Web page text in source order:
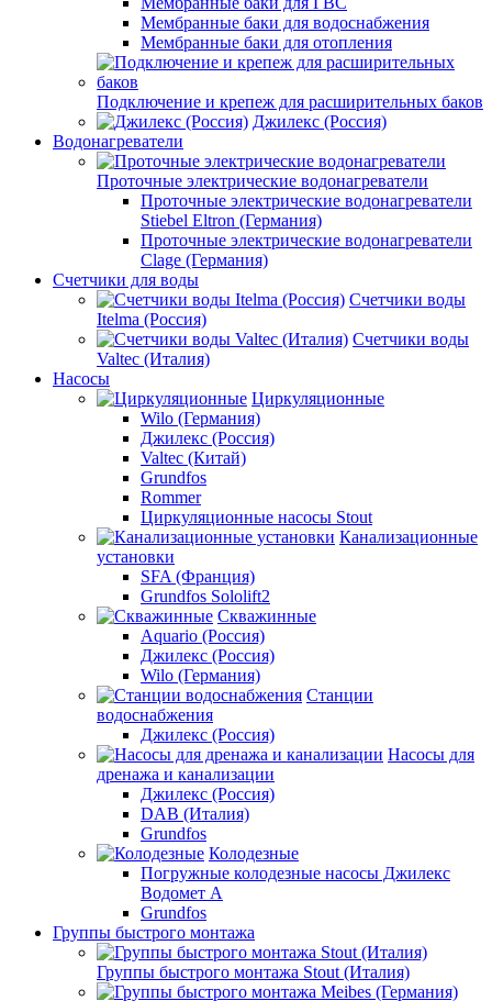
Мембранные баки для водоснабжения
Мембранные баки для отопления
Подключение и крепеж для расширительных баков
Джилекс (Россия)
Водонагреватели
Проточные электрические водонагреватели
Проточные электрические водонагреватели
Stiebel Eltron (Германия)
Проточные электрические водонагреватели
Clage (Германия)
Счетчики для воды
Счетчики воды
Itelma (Россия)
Счетчики воды
Valtec (Италия)
Насосы
Циркуляционные
Wilo (Германия)
Джилекс (Россия)
Valtec (Китай)
Grundfos
Rommer
Циркуляционные насосы Stout
Канализационные
установки
SFA (Франция)
Grundfos Sololift2
Скважинные
Aquario (Россия)
Джилекс (Россия)
Wilo (Германия)
Станции
водоснабжения
Джилекс (Россия)
Насосы для
дренажа и канализации
Джилекс (Россия)
DAB (Италия)
Grundfos
Колодезные
Погружные колодезные насосы Джилекс
Водомет А
Grundfos
Группы быстрого монтажа
Группы быстрого монтажа Stout (Италия)